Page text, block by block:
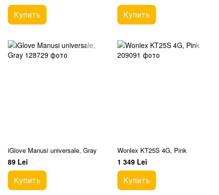
Купить Купить
iGlove Manusi universale, Gray
89 Lei
Купить
Wonlex KT25S 4G, Pink
1 349 Lei
Купить